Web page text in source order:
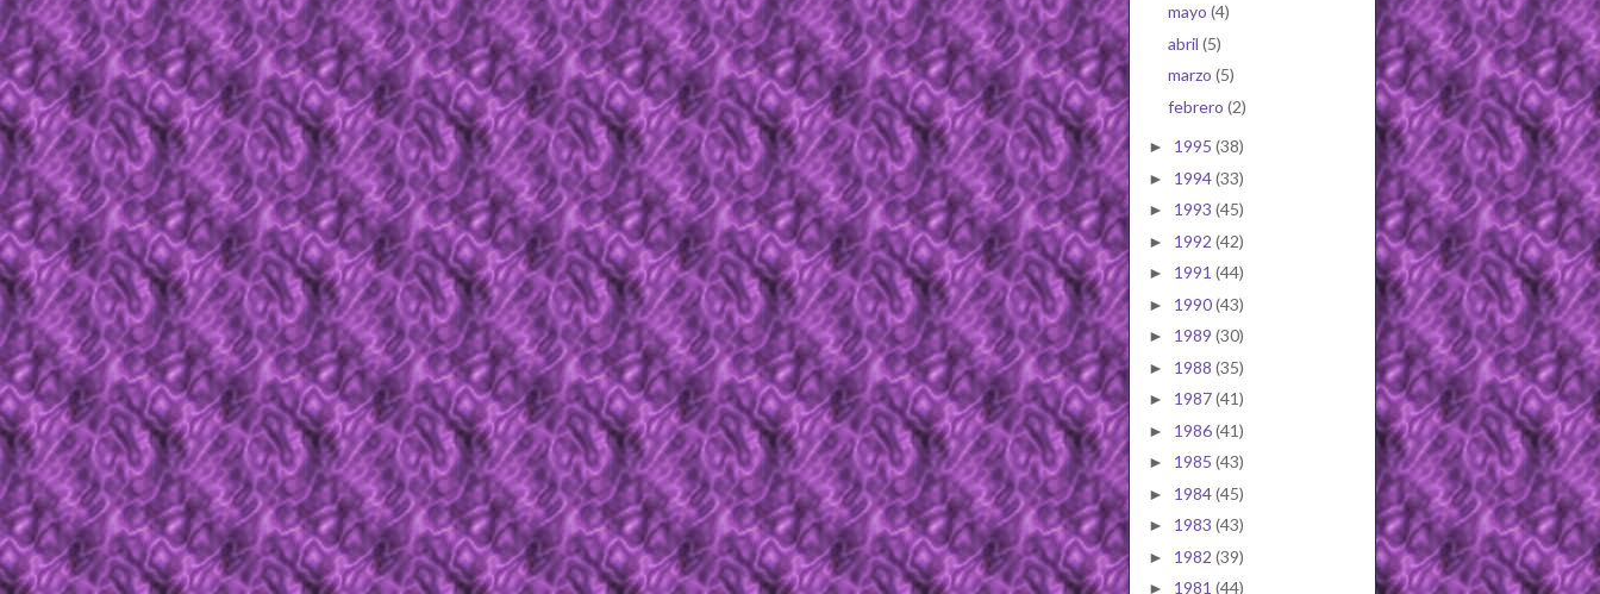
mayo (4)
abril (5)
marzo (5)
febrero (2)
► 1995 (38)
► 1994(33)
► 1993 (45)
► 1992 (42)
► 1991 (44)
► 1990(43)
► 1989 (30)
► 1988 (35)
► 1987(41)
► 1986(41)
► 1985 (43)
► 1984(45)
► 1983 (43)
► 1982 (39)
► 1981 (44)